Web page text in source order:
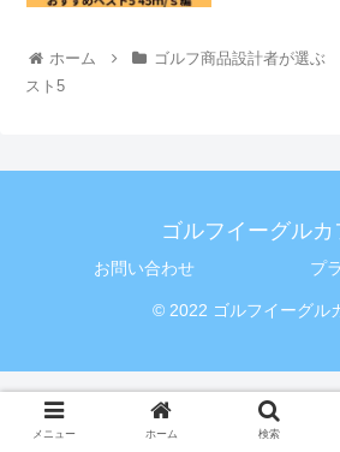
ホーム ゴルフ商品設計者が選ぶ
スト5
ゴルフイーグルカ
お問い合わせ プ
© 2022 ゴルフイーグル
メニュー ホーム 検索